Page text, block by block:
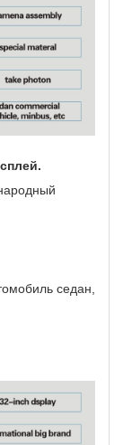
седан,